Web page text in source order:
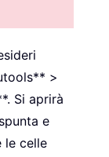
>
Si aprirà
e
le celle